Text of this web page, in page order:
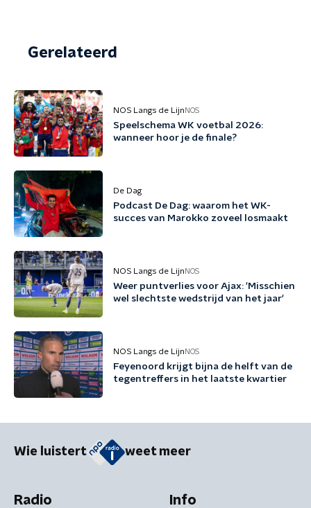
Gerelateerd
NOS Langs de Lijn NOS
Speelschema WK voetbal 2026:
wanneer hoor je de finale?
De Dag
Podcast De Dag: waarom het WK-
succes van Marokko zoveel losmaakt
NOS Langs de Lijn NOS
Weer puntverlies voor Ajax: 'Misschien
wel slechtste wedstrijd van het jaar'
NOS Langs de Lijn NOS
Feyenoord krijgt bijna de helft van de
tegentreffers in het laatste kwartier
Wie luistert weet meer
Radio Info